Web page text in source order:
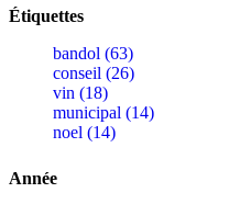
Étiquettes
bandol (63)
conseil (26)
vin (18)
municipal (14)
noel (14)
Année